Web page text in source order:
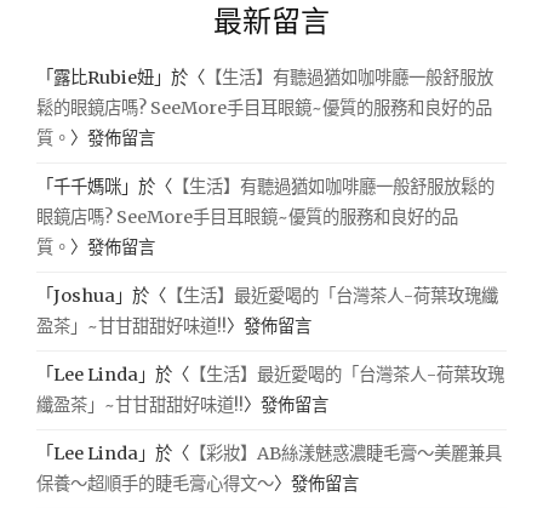
最新留言
「 露比Rubie妞 」於〈 【生活】有聽過猶如咖啡廳一般舒服放
鬆的眼鏡店嗎? SeeMore手目耳眼鏡~優質的服務和良好的品
質。 〉發佈留言
「千千媽咪 」於〈 【生活】有聽過猶如咖啡廳一般舒服放鬆的
眼鏡店嗎? SeeMore手目耳眼鏡~優質的服務和良好的品
質。 〉發佈留言
「Joshua 」於〈 【生活】最近愛喝的「台灣茶人-荷葉玫瑰纖
盈茶」~甘甘甜甜好味道!!〉發佈留言
「Lee Linda 」於〈 【生活】最近愛喝的「台灣茶人-荷葉玫瑰
纖盈茶」~甘甘甜甜好味道!!〉發佈留言
「Lee Linda 」於〈 【彩妝】AB絲漾魅惑濃睫毛膏～美麗兼具
保養～超順手的睫毛膏心得文～〉發佈留言